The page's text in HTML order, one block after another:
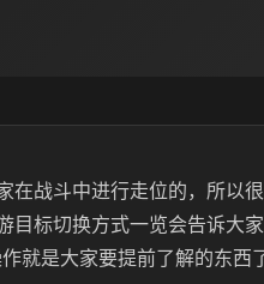
在战斗中进行走位的，所以
目标切换方式一览会告诉大
就是大家要提前了解的东西了